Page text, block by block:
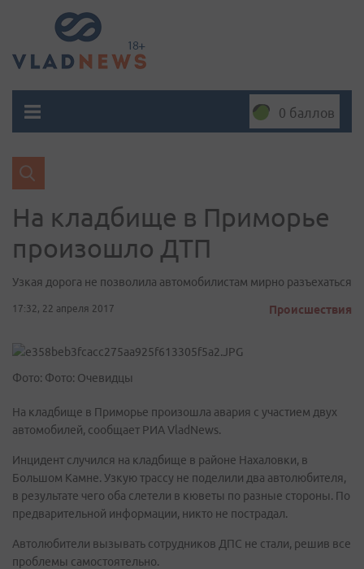
0 баллов
На кладбище в Приморье
произошло ДТП
Узкая дорога не позволила автомобилистам мирно разъехаться
17:32, 22 апреля 2017 Происшествия
Фото: Фото: Очевидцы
На кладбище в Приморье произошла авария с участием двух
автомобилей, сообщает РИА VladNews.
Инцидент случился на кладбище в районе Нахаловки, в
Большом Камне. Узкую трассу не поделили два автолюбителя,
в результате чего оба слетели в кюветы по разные стороны. По
предварительной информации, никто не пострадал.
Автолюбители вызывать сотрудников ДПС не стали, решив все
проблемы самостоятельно.